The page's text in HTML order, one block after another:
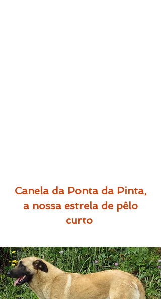
Canela da Ponta da Pinta,
a nossa estrela de pêlo
curto